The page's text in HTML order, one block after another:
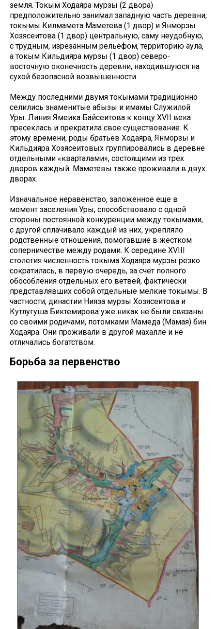
земля. Токым Ходаяра мурзы (2 двора)
предположительно занимал западную часть деревни,
токымы Килмамета Маметева (1 двор) и Янморзы
Хозясеитова (1 двор) центральную, саму неудобную,
с трудным, изрезанным рельефом, территорию аула,
а токым Кильдияра мурзы (1 двор) северо-
восточную оконечность деревни, находившуюся на
сухой безопасной возвышенности.
Между последними двумя токымами традиционно
селились знаменитые абызы и имамы Служилой
Уры. Линия Ямеика Байсеитова к концу XVII века
пресеклась и прекратила свое существование. К
этому времени, роды братьев Ходаяра, Янморзы и
Кильдияра Хозясеитовых группировались в деревне
отдельными «кварталами», состоящими из трех
дворов каждый. Маметевы также проживали в двух
дворах.
Изначальное неравенство, заложенное еще в
момент заселения Уры, способствовало с одной
стороны постоянной конкуренции между токымами,
с другой сплачивало каждый из них, укрепляло
родственные отношения, помогавшие в жестком
соперничестве между родами. К середине XVIII
столетия численность токыма Ходаяра мурзы резко
сократилась, в первую очередь, за счет полного
обособления отдельных его ветвей, фактически
представлявших собой отдельные мелкие токымы. В
частности, династии Нияза мурзы Хозясеитова и
Кутлугуша Биктемирова уже никак не были связаны
со своими родичами, потомками Мамеда (Мамая) бин
Ходаяра. Они проживали в другой махалле и не
отличались богатством.
Борьба за первенство